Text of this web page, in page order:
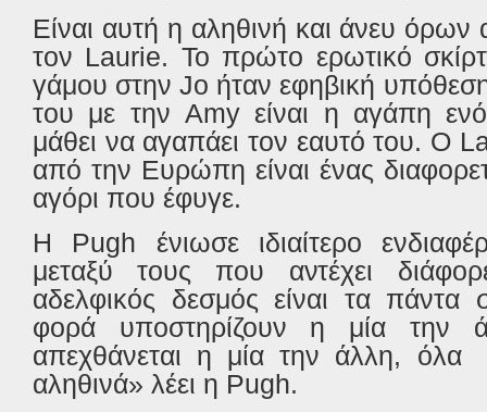
Είναι αυτή η αληθινή και άνευ
τον Laurie. Το πρώτο ερωτικό
γάμου στηνJo ήταν εφηβική
του με την Amyείναι η αγάπη
μάθει να αγαπάει τον εαυτό του. Ο
από την Ευρώπη είναι ένας
αγόρι που έφυγε.
Η Pugh ένιωσε ιδιαίτερο
μεταξύ τους που αντέχει
αδελφικός δεσμός είναι τα πάντα
φορά υποστηρίζουν η μία την
απεχθάνεται η μία την άλλη, όλα
αληθινά» λέει η Pugh.